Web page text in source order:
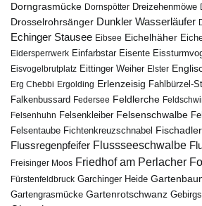
Dorngrasmücke Dornspötter Dreizehenmöwe
Drosselrohrsänger Dunkler Wasserläufer
Echinger Stausee Eibsee Eichelhäher
Eidersperrwerk Einfarbstar Eisente
Eisvogelbrutplatz Eittinger Weiher Elster
Erg Chebbi Ergolding Erlenzeisig Fahlbürzel-
Falkenbussard Federsee Feldlerche
Felsenhuhn Felsenkleiber Felsenschwalbe
Felsentaube Fichtenkreuzschnabel Fischadler
Flussregenpfeifer Flussseeschwalbe
Freisinger Moos Friedhof am Perlacher
Fürstenfeldbruck Garchinger Heide
Gartengrasmücke Gartenrotschwanz